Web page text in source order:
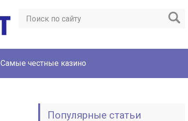
Cамые честные казино
Популярные статьи